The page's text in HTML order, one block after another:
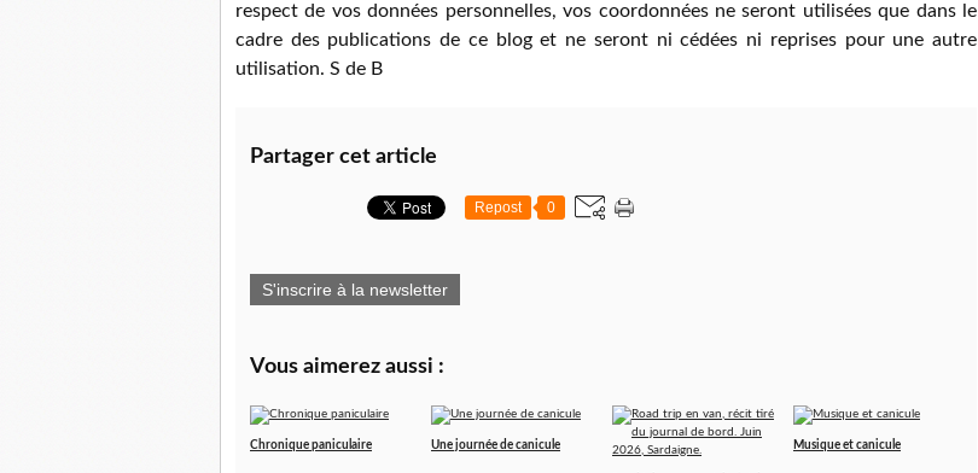
respect de vos données personnelles, vos coordonnées ne seront utilisées que dans le
cadre des publications de ce blog et ne seront ni cédées ni reprises pour une autre
utilisation. S de B
Partager cet article
Repost 0
S'inscrire à la newsletter
Vous aimerez aussi :
Chronique paniculaire Une journée de canicule Musique et canicule